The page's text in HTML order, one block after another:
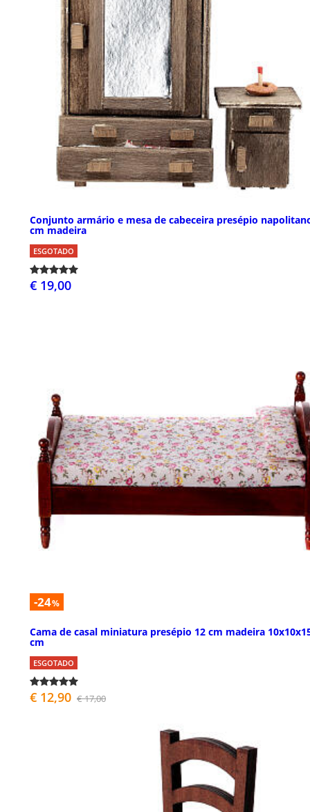
Conjunto armário e mesa de cabeceira presépio
cm madeira
ESGOTADO
€ 19,00
-24%
Cama de casal miniatura presépio 12 cm madeira
cm
ESGOTADO
€ 12,90 € 17,00